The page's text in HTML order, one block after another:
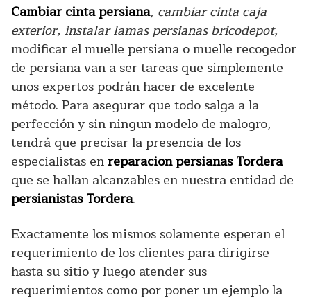
Cambiar cinta persiana, cambiar cinta caja
exterior, instalar lamas persianas bricodepot,
modificar el muelle persiana o muelle recogedor
de persiana van a ser tareas que simplemente
unos expertos podrán hacer de excelente
método. Para asegurar que todo salga a la
perfección y sin ningun modelo de malogro,
tendrá que precisar la presencia de los
especialistas enreparacion persianas Tordera
que se hallan alcanzables en nuestra entidad de
persianistas Tordera.
Exactamente los mismos solamente esperan el
requerimiento de los clientes para dirigirse
hasta su sitio y luego atender sus
requerimientos como por poner un ejemplo la